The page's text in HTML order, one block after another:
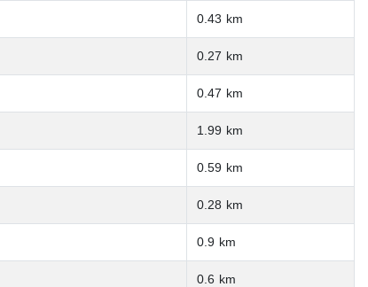
0.43 km
0.27 km
0.47 km
1.99 km
0.59 km
0.28 km
0.9 km
0.6 km